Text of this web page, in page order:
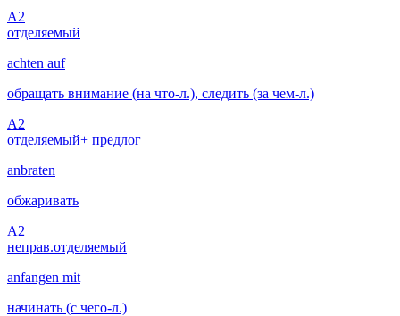
A2
отделяемый
achten auf
обращать внимание (на что-л.), следить (за чем-л.)
A2
отделяемый+ предлог
anbraten
обжаривать
A2
неправ.отделяемый
anfangen mit
начинать (с чего-л.)